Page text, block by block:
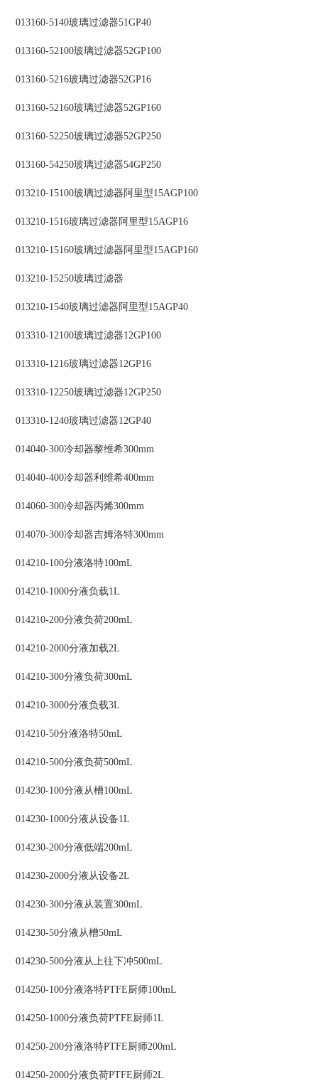
013160-5140玻璃过滤器51GP40
013160-52100玻璃过滤器52GP100
013160-5216玻璃过滤器52GP16
013160-52160玻璃过滤器52GP160
013160-52250玻璃过滤器52GP250
013160-54250玻璃过滤器54GP250
013210-15100玻璃过滤器阿里型15AGP100
013210-1516玻璃过滤器阿里型15AGP16
013210-15160玻璃过滤器阿里型15AGP160
013210-15250玻璃过滤器
013210-1540玻璃过滤器阿里型15AGP40
013310-12100玻璃过滤器12GP100
013310-1216玻璃过滤器12GP16
013310-12250玻璃过滤器12GP250
013310-1240玻璃过滤器12GP40
014040-300冷却器黎维希300mm
014040-400冷却器利维希400mm
014060-300冷却器丙烯300mm
014070-300冷却器吉姆洛特300mm
014210-100分液洛特100mL
014210-1000分液负载1L
014210-200分液负荷200mL
014210-2000分液加载2L
014210-300分液负荷300mL
014210-3000分液负载3L
014210-50分液洛特50mL
014210-500分液负荷500mL
014230-100分液从槽100mL
014230-1000分液从设备1L
014230-200分液低端200mL
014230-2000分液从设备2L
014230-300分液从装置300mL
014230-50分液从槽50mL
014230-500分液从上往下冲500mL
014250-100分液洛特PTFE厨师100mL
014250-1000分液负荷PTFE厨师1L
014250-200分液洛特PTFE厨师200mL
014250-2000分液负荷PTFE厨师2L